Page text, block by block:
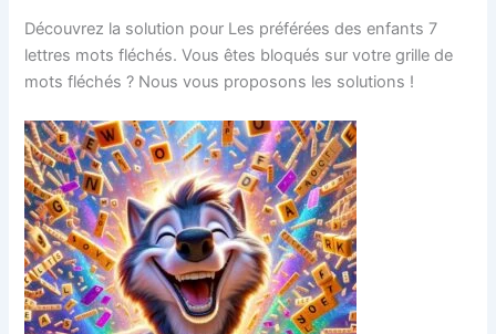
Découvrez la solution pour Les préférées des enfants 7
lettres mots fléchés. Vous êtes bloqués sur votre grille de
mots fléchés ? Nous vous proposons les solutions !